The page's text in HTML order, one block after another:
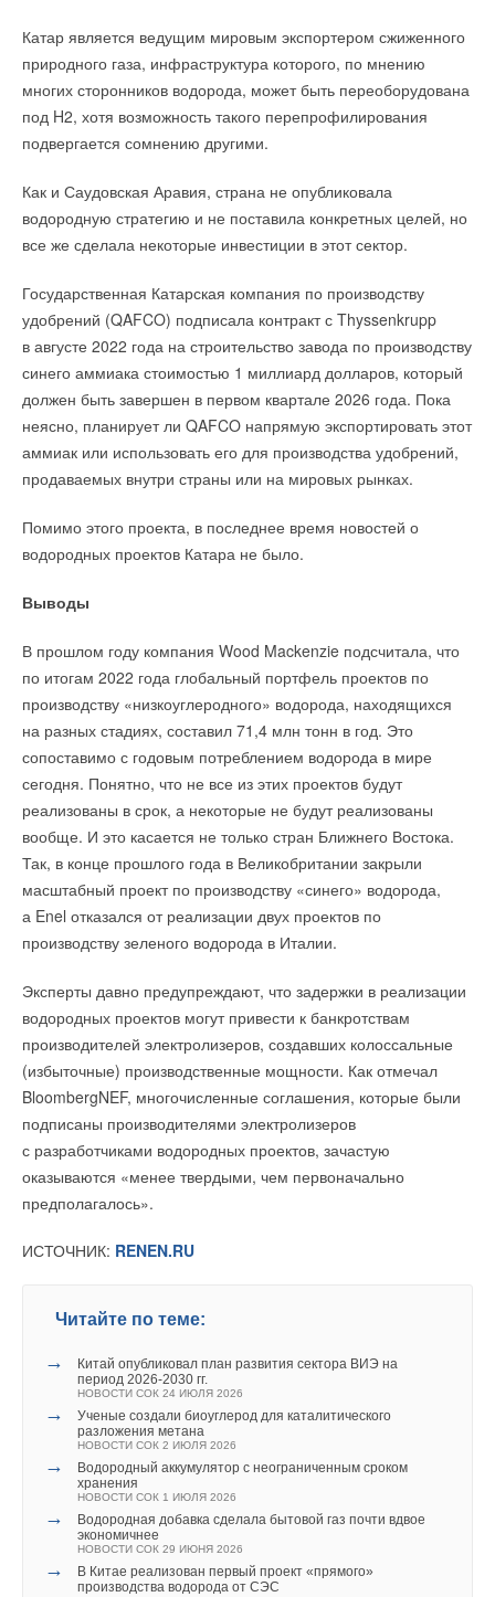
Катар является ведущим мировым экспортером сжиженного
природного газа, инфраструктура которого, по мнению
многих сторонников водорода, может быть переоборудована
под H2, хотя возможность такого перепрофилирования
подвергается сомнению другими.
Как и Саудовская Аравия, страна не опубликовала
водородную стратегию и не поставила конкретных целей, но
все же сделала некоторые инвестиции в этот сектор.
Государственная Катарская компания по производству
удобрений (QAFCO) подписала контракт с Thyssenkrupp
в августе 2022 года на строительство завода по производству
синего аммиака стоимостью 1 миллиард долларов, который
должен быть завершен в первом квартале 2026 года. Пока
неясно, планирует ли QAFCO напрямую экспортировать этот
аммиак или использовать его для производства удобрений,
продаваемых внутри страны или на мировых рынках.
Помимо этого проекта, в последнее время новостей о
водородных проектов Катара не было.
Выводы
В прошлом году компания Wood Mackenzie подсчитала, что
по итогам 2022 года глобальный портфель проектов по
производству «низкоуглеродного» водорода, находящихся
на разных стадиях, составил 71,4 млн тонн в год. Это
сопоставимо с годовым потреблением водорода в мире
сегодня. Понятно, что не все из этих проектов будут
реализованы в срок, а некоторые не будут реализованы
вообще. И это касается не только стран Ближнего Востока.
Так, в конце прошлого года в Великобритании закрыли
масштабный проект по производству «синего» водорода,
а Enel отказался от реализации двух проектов по
производству зеленого водорода в Италии.
Эксперты давно предупреждают, что задержки в реализации
водородных проектов могут привести к банкротствам
производителей электролизеров, создавших колоссальные
(избыточные) производственные мощности. Как отмечал
BloombergNEF, многочисленные соглашения, которые были
подписаны производителями электролизеров
с разработчиками водородных проектов, зачастую
оказываются «менее твердыми, чем первоначально
предполагалось».
ИСТОЧНИК: RENEN.RU
Читайте по теме:
→
Китай опубликовал план развития сектора ВИЭ на
период 2026-2030 гг.
НОВОСТИ СОК 24 ИЮЛЯ 2026
→
Ученые создали биоуглерод для каталитического
разложения метана
НОВОСТИ СОК 2 ИЮЛЯ 2026
→
Водородный аккумулятор с неограниченным сроком
хранения
НОВОСТИ СОК 1 ИЮЛЯ 2026
→
Водородная добавка сделала бытовой газ почти вдвое
экономичнее
НОВОСТИ СОК 29 ИЮНЯ 2026
→
В Китае реализован первый проект «прямого»
производства водорода от СЭС